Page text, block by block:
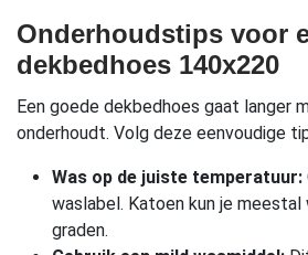
Onderhoudstips voor
dekbedhoes 140x220
Een goede dekbedhoes gaat langer
onderhoudt. Volg deze eenvoudige
Was op de juiste temperatuur:
waslabel. Katoen kun je
graden.